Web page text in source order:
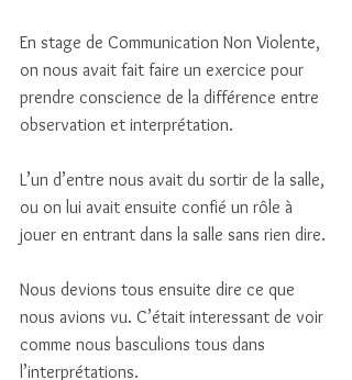
En stage de Communication Non Violente,
on nous avait fait faire un exercice pour
prendre conscience de la différence entre
observation et interprétation.
L’un d’entre nous avait du sortir de la salle,
ou on lui avait ensuite confié un rôle à
jouer en entrant dans la salle sans rien dire.
Nous devions tous ensuite dire ce que
nous avions vu. C’était interessant de voir
comme nous basculions tous dans
l’interprétations.